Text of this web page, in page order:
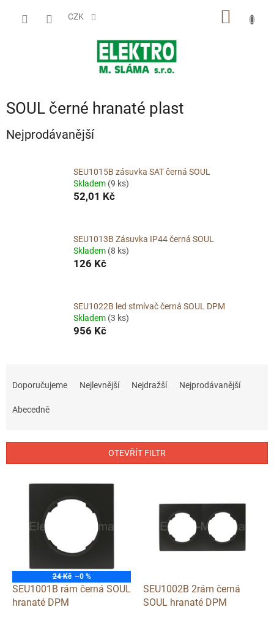
CZK
SOUL černé hranaté plast
Nejprodávanější
SEU1015B zásuvka SAT černá SOUL
Skladem (9 ks)
52,01 Kč
SEU1013B Zásuvka IP44 černá SOUL
Skladem (8 ks)
126 Kč
SEU1022B led stmívač černá SOUL DPM
Skladem (3 ks)
956 Kč
r
Doporučujeme Nejlevnější Nejdražší Nejprodávanější
Abecedně
OTEVŘÍT FILTR
24 Kč –0 %
SEU1001B rám černá SOUL
hranaté DPM
SEU1002B 2rám černá
SOUL hranaté DPM